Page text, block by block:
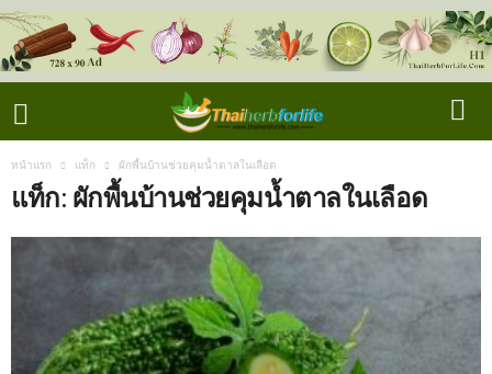
หน้าแรก แท็ก ผักพื้นบ้านช่วยคุมน้ำตาลในเลือด
แท็ก: ผักพื้นบ้านช่วยคุมน้ำตาลในเลือด